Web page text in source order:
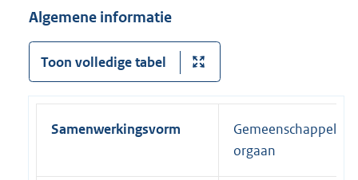
Algemene informatie
Toon volledige tabel
Samenwerkingsvorm
Gemeenschappelijk
orgaan